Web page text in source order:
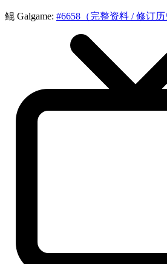
鲲 Galgame: #6658（完整资料 / 修订历